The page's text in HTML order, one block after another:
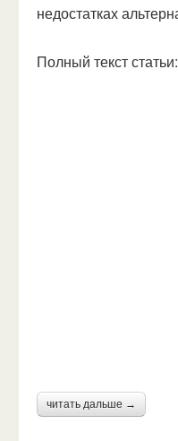
недостатках
Полный текст статьи:
читать дальше →